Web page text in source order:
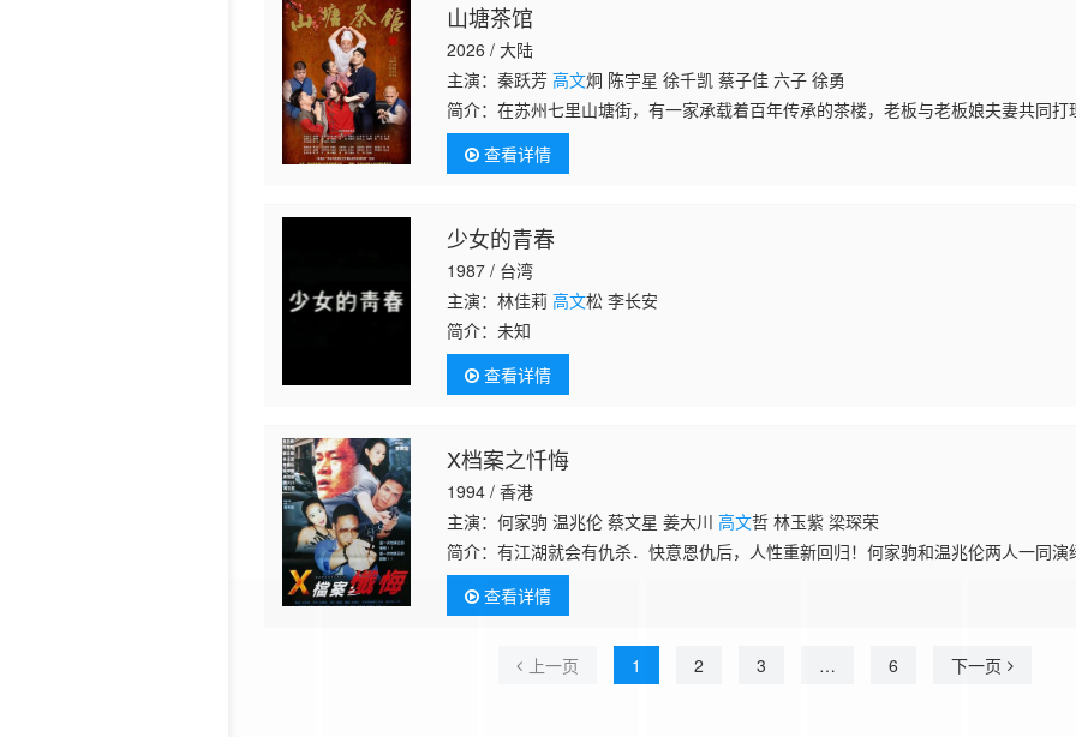
山塘茶馆
2026 / 大陆
主演：秦跃芳高文炯 陈宇星 徐千凯 蔡子佳 六子 徐勇
简介：在苏州七里山塘街，有一家承载着百年传承的茶楼，老板与老板娘夫妻共同打
绝。茶楼不仅是品茗之地，更是人间百态的交汇点。一日，茶楼招聘新员工，却因种
姑娘均被婉拒。随后，老
查看详情
少女的青春
1987 / 台湾
主演：林佳莉高文松 李长安
简介：未知
查看详情
X档案之忏悔
1994 / 香港
主演：何家驹 温兆伦 蔡文星 姜大川高文哲 林玉紫 梁琛荣
简介：有江湖就会有仇杀．快意恩仇后，人性重新回归！何家驹和温兆伦两人一同演
悔......
查看详情
上一页 1 2 3 … 6 下一页